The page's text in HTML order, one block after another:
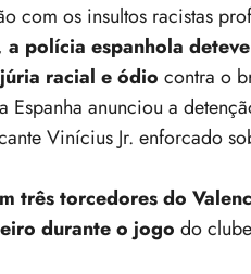
com os insultos racistas
a polícia espanhola
racial e ódio contra o
anunciou a
Vinícius Jr. enforcado
três torcedores do
durante o jogo do